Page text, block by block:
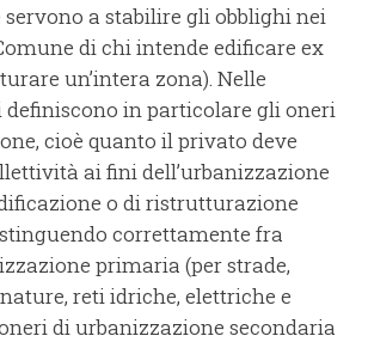
a stabilire gli obblighi nei
di chi intende edificare ex
un’intera zona). Nelle
definiscono in particolare gli oneri
cioè quanto il privato deve
ai fini dell’urbanizzazione
o di ristrutturazione
correttamente fra
primaria (per strade,
reti idriche, elettriche e
di urbanizzazione secondaria